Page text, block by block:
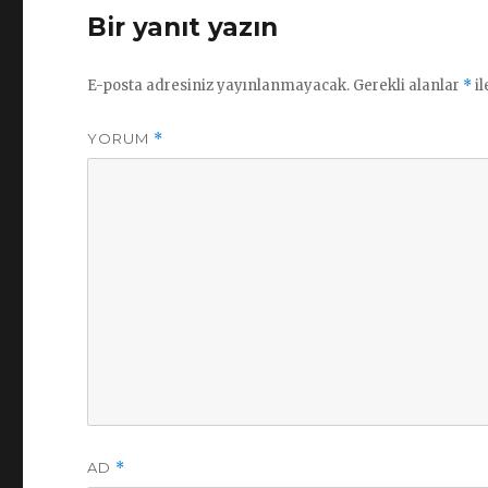
Bir yanıt yazın
E-posta adresiniz yayınlanmayacak. Gerekli alanlar *
YORUM *
AD *